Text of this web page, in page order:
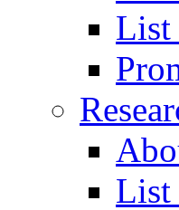
List
List